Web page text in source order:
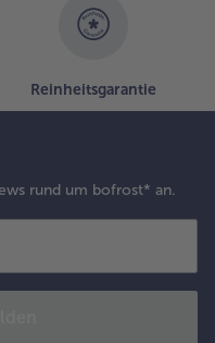
Reinheitsgarantie
rund um bofrost* an.